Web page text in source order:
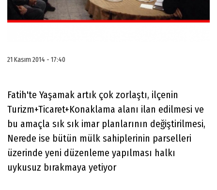
21 Kasım 2014 - 17:40
Fatih'te Yaşamak artık çok zorlaştı, ilçenin
Turizm+Ticaret+Konaklama alanı ilan edilmesi ve
bu amaçla sık sık imar planlarının değiştirilmesi,
Nerede ise bütün mülk sahiplerinin parselleri
üzerinde yeni düzenleme yapılması halkı
uykusuz bırakmaya yetiyor